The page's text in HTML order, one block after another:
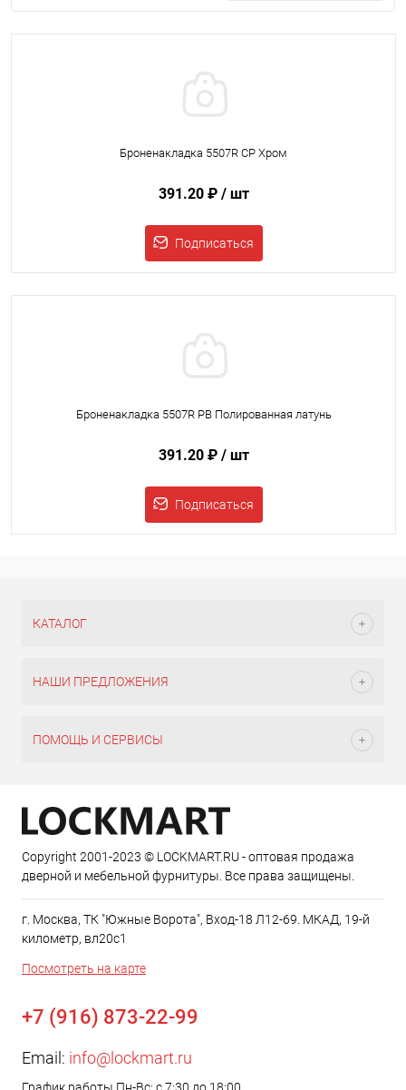
Броненакладка 5507R CP Хром
391.20 ₽ / шт
Подписаться
Броненакладка 5507R PB Полированная латунь
391.20 ₽ / шт
Подписаться
КАТАЛОГ
НАШИ ПРЕДЛОЖЕНИЯ
ПОМОЩЬ И СЕРВИСЫ
Copyright 2001-2023 © LOCKMART.RU - оптовая продажа
дверной и мебельной фурнитуры. Все права защищены.
г. Москва, ТК "Южные Ворота", Вход-18 Л12-69. МКАД, 19-й
километр, вл20с1
Посмотреть на карте
+7 (916) 873-22-99
Email: info@lockmart.ru